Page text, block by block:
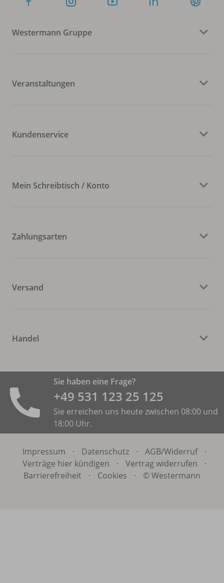
Westermann Gruppe
Veranstaltungen
Kundenservice
Mein Schreibtisch / Konto
Zahlungsarten
Versand
Handel
Sie haben eine Frage?
+49 531 ­123 25 125
Sie erreichen uns heute zwischen 08:00 und
18:00 Uhr.
Impressum · Datenschutz · AGB/Widerruf
·
Verträge hier kündigen
· Vertrag widerrufen
·
Barrierefreiheit
· Cookies · © Westermann